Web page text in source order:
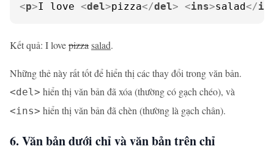
<p>I love <del>pizza</del> <ins>salad</
Kết quả: I lovepizzasalad.
Những thẻ này rất tốt để hiển thị các thay đổi trong văn bản.
<del> hiển thị văn bản đã xóa (thường có gạch chéo), và
<ins> hiển thị văn bản đã chèn (thường là gạch chân).
6. Văn bản dưới chỉ và văn bản trên chỉ